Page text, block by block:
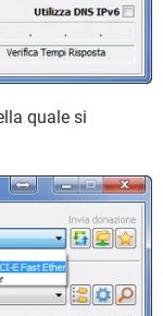
quale si